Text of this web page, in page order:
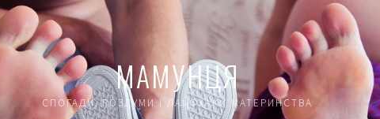
МАМУНЦЯ
СПОГАДИ, РОЗДУМИ І ЛАЙФХАКИ МАТЕРИНСТВА